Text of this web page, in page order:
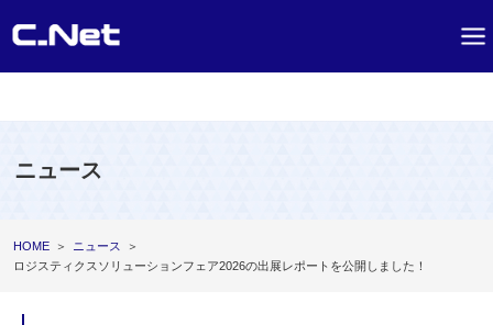
ニュース
HOME ＞ ニュース
＞
ロジスティクスソリューションフェア2026の出展レポートを公開しました！